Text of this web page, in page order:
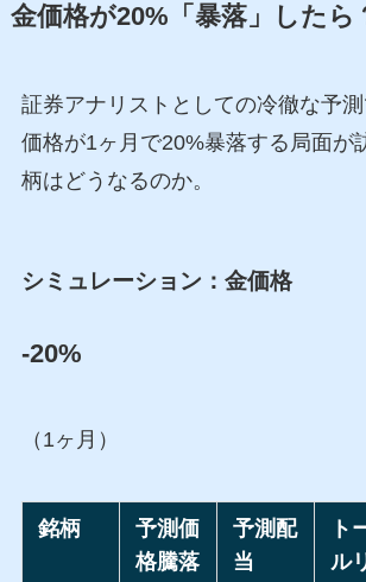
金価格が20%「暴落」したら
証券アナリストとしての冷徹な予
価格が1ヶ月で20%暴落する局面が
柄はどうなるのか。
シミュレーション：金価格
-20%
（1ヶ月）
銘柄
予測価
格騰落
予測配
当
ト
ル